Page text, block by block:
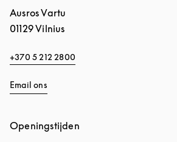
Ausros Vartu
01129Vilnius
+370 5 212 2800
Email ons
Openingstijden